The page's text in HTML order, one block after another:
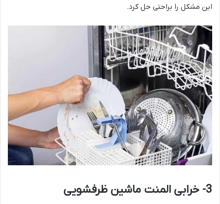
این مشکل را براحتی حل کرد.
3- خرابی المنت ماشین ظرفشویی